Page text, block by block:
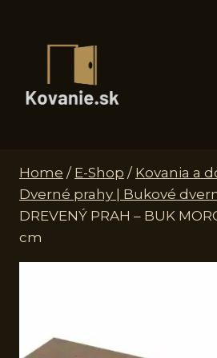
Home / E-Shop / Kovania a
Dverné prahy | Bukové
DREVENÝ PRAH – BUK
cm